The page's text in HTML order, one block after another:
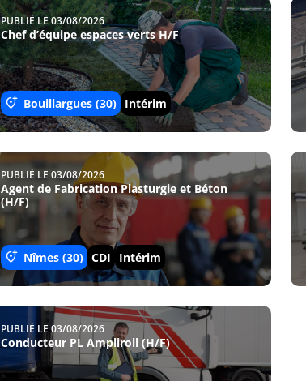
PUBLIÉ LE 03/08/2026
Chef d’équipe espaces verts H/F
Bouillargues (30) Intérim
PUBLIÉ LE 03/08/2026
Agent de Fabrication Plasturgie et Béton
(H/F)
Nîmes (30) CDI Intérim
PUBLIÉ LE 03/08/2026
Conducteur PL Ampliroll (H/F)